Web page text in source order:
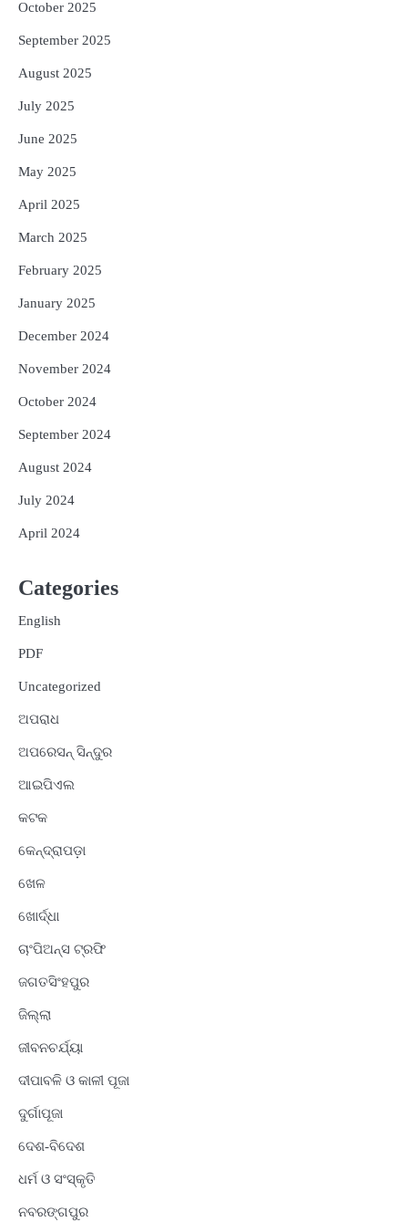
October 2025
September 2025
August 2025
July 2025
June 2025
May 2025
April 2025
March 2025
February 2025
January 2025
December 2024
November 2024
October 2024
September 2024
August 2024
July 2024
April 2024
Categories
English
PDF
Uncategorized
ଅପରାଧ
ଅପରେସନ୍ ସିନ୍ଦୁର
ଆଇପିଏଲ
କଟକ
କେନ୍ଦ୍ରାପଡ଼ା
ଖେଳ
ଖୋର୍ଦ୍ଧା
ଚାଂପିଅନ୍ସ ଟ୍ରଫି
ଜଗତସିଂହପୁର
ଜିଲ୍ଲା
ଜୀବନଚର୍ଯ୍ୟା
ଦୀପାବଳି ଓ କାଳୀ ପୂଜା
ଦୁର୍ଗାପୂଜା
ଦେଶ-ବିଦେଶ
ଧର୍ମ ଓ ସଂସ୍କୃତି
ନବରଙ୍ଗପୁର